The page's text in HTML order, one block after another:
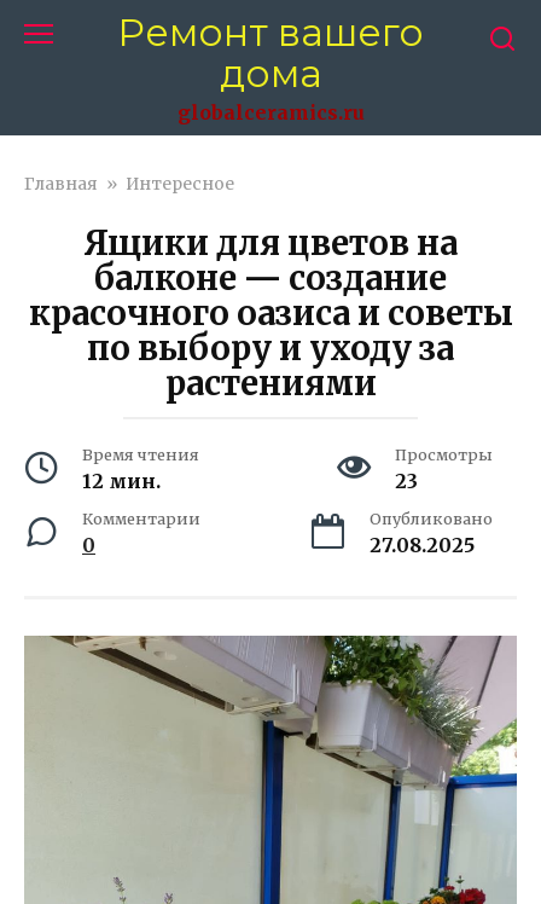
Ремонт вашего
дома
globalceramics.ru
Главная » Интересное
Ящики для цветов на
балконе — создание
красочного оазиса и советы
по выбору и уходу за
растениями
Время чтения
12 мин.
Просмотры
23
Комментарии
0
Опубликовано
27.08.2025